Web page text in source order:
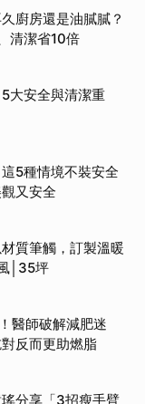
廚房還是油膩膩？
清潔省10倍
大安全與清潔重
5種情境不裝安全
又安全
質筆觸，訂製溫暖
│35坪
醫師破解減肥迷
反而更助燃脂
分享「3招瘦手臂